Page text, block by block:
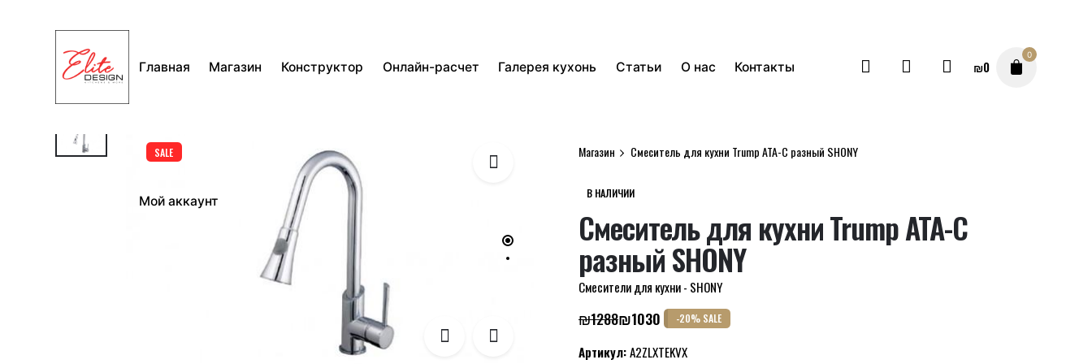
содержимому
Главная Магазин Конструктор Онлайн-расчет Галерея кухонь Статьи О нас Контакты
Мой аккаунт
₪0
0
SALE Магазин Смеситель для кухни Trump ATA-C разный SHONY
В НАЛИЧИИ
Смеситель для кухни Trump ATA-C
разный SHONY
Смесители для кухни - SHONY
₪1288
Первоначальная
цена
₪1030
Текущая
цена:
-20% SALE
Артикул:A2ZLXTEKVX